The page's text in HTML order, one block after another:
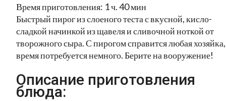
Время приготовления: 1 ч. 40 мин
Быстрый пирог из слоеного теста с вкусной, кисло-
сладкой начинкой из щавеля и сливочной ноткой от
творожного сыра. С пирогом справится любая
время потребуется немного. Берите на вооружение!
Описание приготовления
блюда: